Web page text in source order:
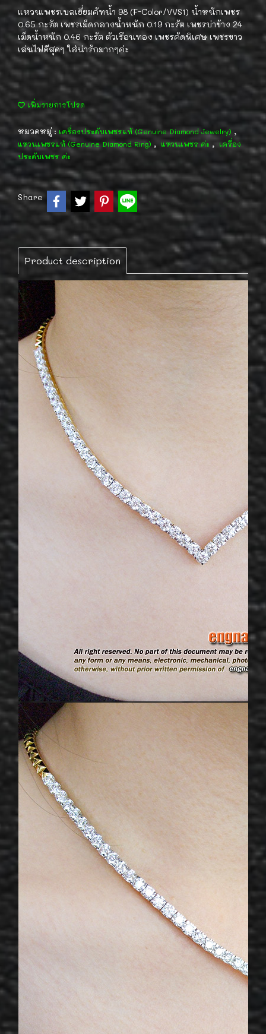
แหวนเพชรเบลเยี่ยมคัทน้ำ 98 (F-Color/VVS1) น้ำหนักเพชร
0.65 กะรัต เพชรเม็ดกลางน้ำหนัก 0.19 กะรัต เพชรบ่าข้าง 24
เม็ดน้ำหนัก 0.46 กะรัต ตัวเรือนทอง เพชรคัดพิเศษ เพชรขาว
เล่นไฟดีสุดๆ ใส่น่ารักมากๆค่ะ
เพิ่มรายการโปรด
หมวดหมู่ : เครื่องประดับเพชรแท้ (Genuine Diamond Jewelry) ,
แหวนเพชรแท้ (Genuine Diamond Ring) , แหวนเพชร ค่ะ , เครื่อง
ประดับเพชร ค่ะ
Share
Product description